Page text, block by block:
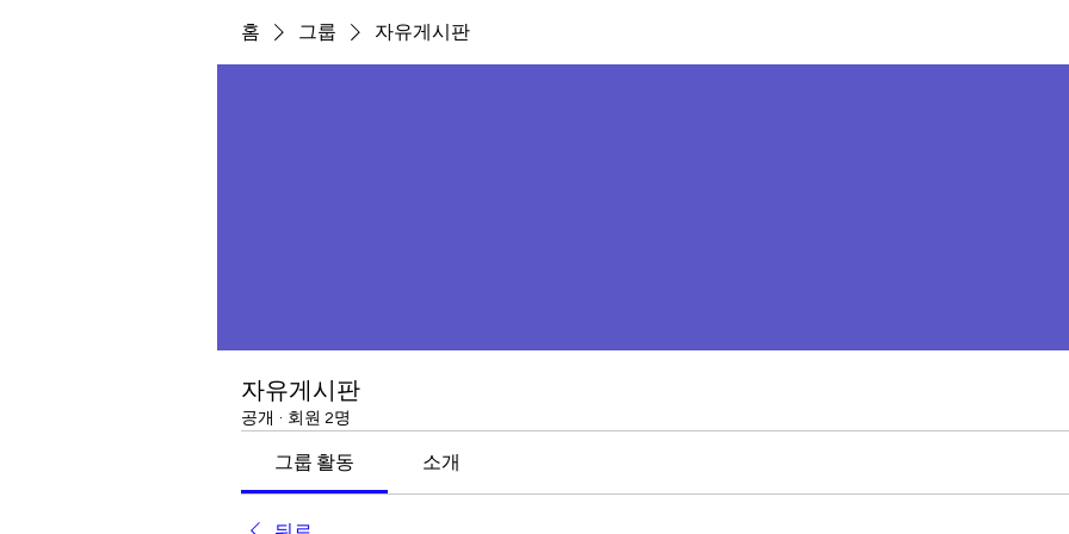
홈 그룹 자유게시판
자유게시판
공개 · 회원 2명
그룹 활동 소개